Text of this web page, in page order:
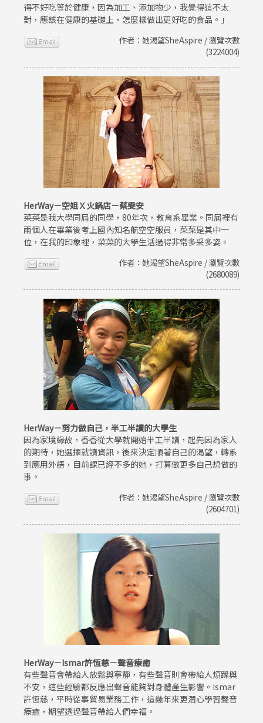
得不好吃等於健康，因為加工、添加物少，我覺得這不太
對，應該在健康的基礎上，怎麼樣做出更好吃的食品。」
作者：她渴望SheAspire / 瀏覽次數
(3224004)
HerWay－空姐Ｘ火鍋店－蔡雯安
菜菜是我大學同屆的同學，80年次，教育系畢業。同屆裡有
兩個人在畢業後考上國內知名航空空服員，菜菜是其中一
位，在我的印象裡，菜菜的大學生活過得非常多采多姿。
作者：她渴望SheAspire / 瀏覽次數
(2680089)
HerWay－努力做自己，半工半讀的大學生
因為家境緣故，香香從大學就開始半工半讀，起先因為家人
的期待，她選擇就讀資訊，後來決定順著自己的渴望，轉系
到應用外語，目前課已經不多的她，打算做更多自己想做的
事。
作者：她渴望SheAspire / 瀏覽次數
(2604701)
HerWay－Ismar許恆慈－聲音療癒
有些聲音會帶給人放鬆與寧靜，有些聲音則會帶給人煩躁與
不安，這些經驗都反應出聲音能夠對身體產生影響。Ismar
許恆慈，平時從事貿易業務工作，這幾年來更潛心學習聲音
療癒，期望透過聲音帶給人們幸福。